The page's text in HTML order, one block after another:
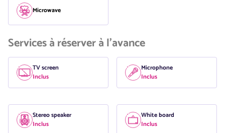
Microwave
Services à réserver à l'avance
TV screen
Inclus
Microphone
Inclus
Stereo speaker
Inclus
White board
Inclus